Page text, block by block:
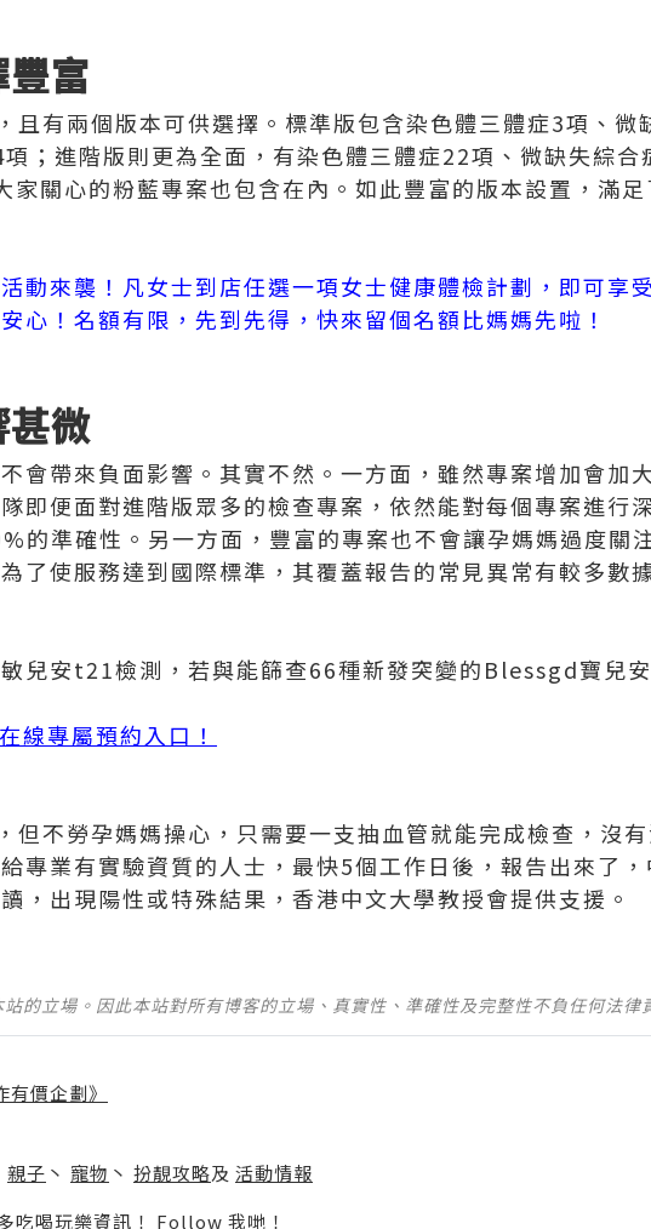
富
有兩個版本可供選擇。標準版包含染色體三體症3項、微
；進階版則更為全面，有染色體三體症22項、微缺失綜合
家關心的粉藍專案也包含在內。如此豐富的版本設置，滿足
動來襲！凡女士到店任選一項女士健康體檢計劃，即可享
心！名額有限，先到先得，快來留個名額比媽媽先啦！
微
會帶來負面影響。其實不然。一方面，雖然專案增加會加
即便面對進階版眾多的檢查專案，依然能對每個專案進行
的準確性。另一方面，豐富的專案也不會讓孕媽媽過度關
了使服務達到國際標準，其覆蓋報告的常見異常有較多數
兒安t21檢測，若與能篩查66種新發突變的Blessgd寶兒
線專屬預約入口！
不勞孕媽媽操心，只需要一支抽血管就能完成檢查，沒
專業有實驗資質的人士，最快5個工作日後，報告出來了，
，出現陽性或特殊結果，香港中文大學教授會提供支援。
的立場。因此本站對所有博客的立場、真實性、準確性及完整性不負任何法律
價企劃》
親子 丶 寵物 丶 扮靚攻略及 活動情報
喝玩樂資訊！ Follow 我哋 ！